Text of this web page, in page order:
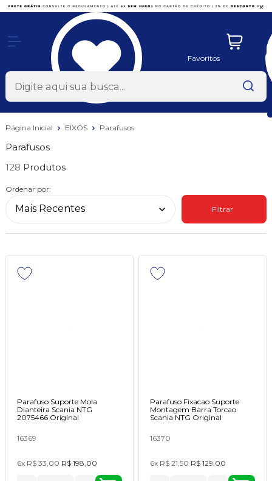
x
Favoritos
Página Inicial EIXOS Parafusos
Parafusos
128
Ordenar por:
Filtrar
Parafuso Suporte Mola
Dianteira Scania NTG
2075466 Original
16369
6x R$ 33,00 R$ 198,00
Parafuso Fixacao Suporte
Montagem Barra Torcao
Scania NTG Original
16370
6x R$ 21,50 R$ 129,00